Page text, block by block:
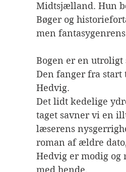
Midtsjælland. Hun
Bøger og
men
Bogen er en
Den fanger fra start
Hedvig.
Det lidt kedelige
taget savner vi en
læserens
roman af ældre
Hedvig er modig
med hende.